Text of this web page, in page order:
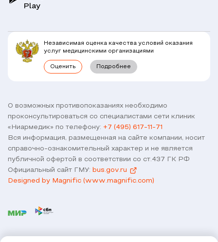
Клиники
Комплексные программы
Наши партнеры и клиенты
Правовая информация
Горячая линия / контроль качества
Связь с директором
Версия для слабовидящих
Прямое прикрепление сотрудников
Договор оферты
Оставить отзыв
О возможных противопоказаниях необходимо
проконсультироваться со специалистами сети клиник
«Ниармедик» по телефону: +7 (495) 617-11-71
Вся информация, размещенная на сайте компании, носит
справочно-ознакомительный характер и не является
публичной офертой в соответствии со ст.437 ГК РФ
Официальный сайт ГМУ: bus.gov.ru
Designed by Magnific (www.magnific.com)
Play
Независимая оценка качества условий оказания
услуг медицинскими организациями
Оценить Подробнее